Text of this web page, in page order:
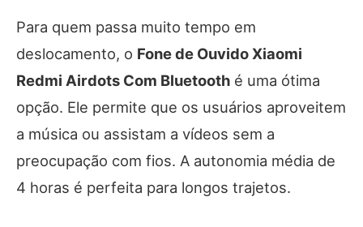
Para quem passa muito tempo em
deslocamento, o Fone de Ouvido Xiaomi
Redmi Airdots Com Bluetooth é uma ótima
opção. Ele permite que os usuários aproveitem
a música ou assistam a vídeos sem a
preocupação com fios. A autonomia média de
4 horas é perfeita para longos trajetos.